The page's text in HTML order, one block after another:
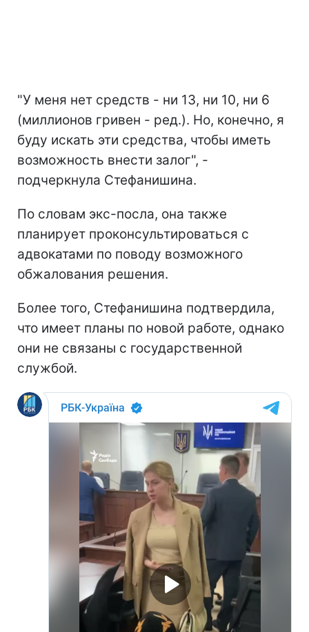
"У меня нет средств - ни 13, ни 10, ни 6
(миллионов гривен - ред.). Но, конечно, я
буду искать эти средства, чтобы иметь
возможность внести залог", -
подчеркнула Стефанишина.
По словам экс-посла, она также
планирует проконсультироваться с
адвокатами по поводу возможного
обжалования решения.
Более того, Стефанишина подтвердила,
что имеет планы по новой работе, однако
они не связаны с государственной
службой.